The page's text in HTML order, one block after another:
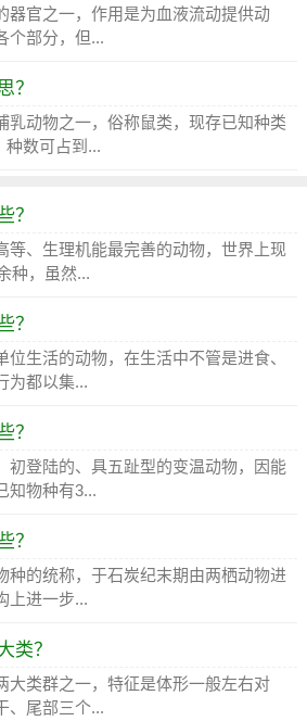
器官之一，作用是为血液流动提供动
个部分，但...
？
乳动物之一，俗称鼠类，现存已知种类
种数可占到...
？
等、生理机能最完善的动物，世界上现
种，虽然...
？
生活的动物，在生活中不管是进食、
为都以集...
？
初登陆的、具五趾型的变温动物，因能
知物种有3...
？
种的统称，于石炭纪末期由两栖动物进
上进一步...
类？
大类群之一，特征是体形一般左右对
、尾部三个...